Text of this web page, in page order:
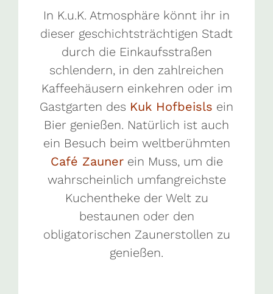
In K.u.K. Atmosphäre könnt ihr in
dieser geschichtsträchtigen Stadt
durch die Einkaufsstraßen
schlendern, in den zahlreichen
Kaffeehäusern einkehren oder im
Gastgarten des Kuk Hofbeisls ein
Bier genießen. Natürlich ist auch
ein Besuch beim weltberühmten
Café Zaunerein Muss, um die
wahrscheinlich umfangreichste
Kuchentheke der Welt zu
bestaunen oder den
obligatorischen Zaunerstollen zu
genießen.